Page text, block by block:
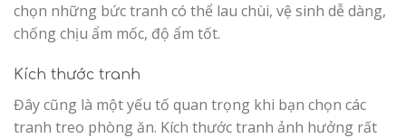
chọn những bức tranh có thể lau chùi, vệ sinh dễ dàng,
chống chịu ẩm mốc, độ ẩm tốt.
Kích thước tranh
Đây cũng là một yếu tố quan trọng khi bạn chọn các
tranh treo phòng ăn. Kích thước tranh ảnh hưởng rất